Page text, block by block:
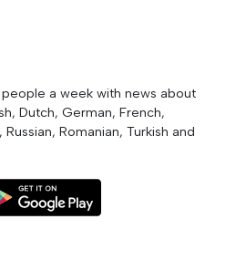
a week with news about
Dutch, German, French,
Romanian, Turkish and